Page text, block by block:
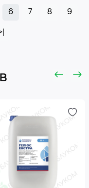
6 7 8 9